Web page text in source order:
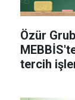
Özür
tercih